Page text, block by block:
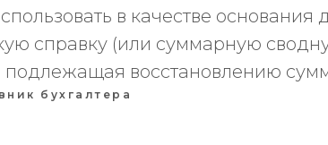
в качестве основания
справку (или суммарную
подлежащая восстановлению
бухгалтера